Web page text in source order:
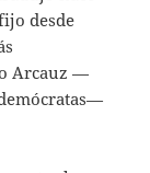
desde
Arcauz —